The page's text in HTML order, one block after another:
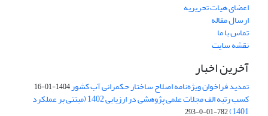
اعضای هیات تحریریه
ارسال مقاله
تماس با ما
نقشه سایت
آخرین اخبار
تمدید فراخوان ویژه‌نامه اصلاح ساختار حکمرانی آب کشور1404-01-16
کسب رتبه الف مجلات علمی پژوهشی در ارزیابی 1402 (مبتنی بر عملکرد
1401)
782-01-0-293